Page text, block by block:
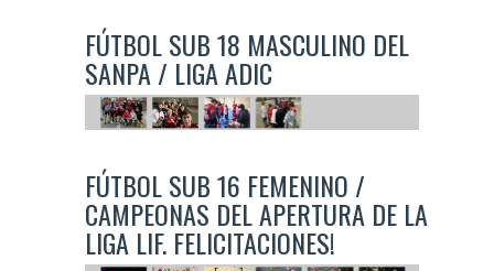
FÚTBOL SUB 18 MASCULINO DEL
SANPA / LIGA ADIC
FÚTBOL SUB 16 FEMENINO /
CAMPEONAS DEL APERTURA DE LA
LIGA LIF. FELICITACIONES!